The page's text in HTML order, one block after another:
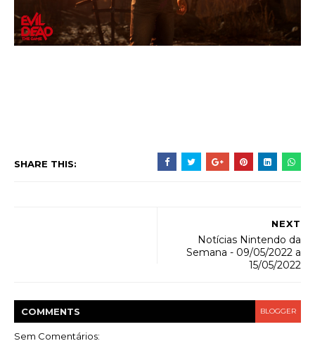
SHARE THIS:
NEXT
Notícias Nintendo da
Semana - 09/05/2022 a
15/05/2022
COMMENTS BLOGGER
Sem Comentários: